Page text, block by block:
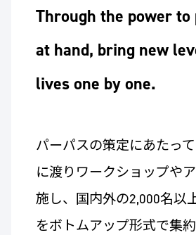
Through the power
at hand, bring new
lives one by one.
パーパスの策定にあたっ
に渡りワークショップや
施し、国内外の2,000名以
をボトムアップ形式で集約